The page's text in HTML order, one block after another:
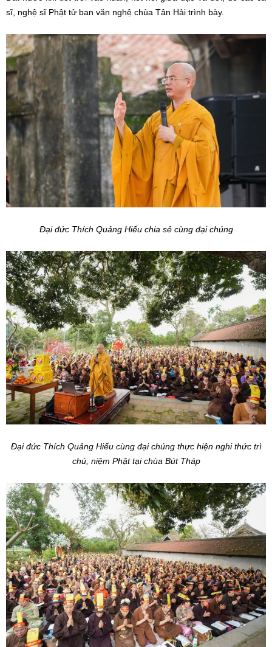
sĩ, nghệ sĩ Phật tử ban văn nghệ chùa Tân Hải trình bày.
Đại đức Thích Quảng Hiếu chia sẻ cùng đại chúng
Đại đức Thích Quảng Hiếu cùng đại chúng thực hiện nghi thức trì
chú, niệm Phật tại chùa Bút Tháp